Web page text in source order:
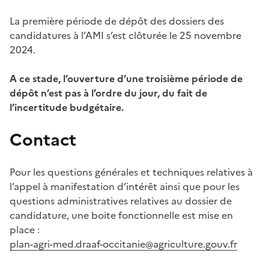
La première période de dépôt des dossiers des
candidatures à l’AMI s’est clôturée le 25 novembre
2024.
A ce stade, l’ouverture d’une troisième période de
dépôt n’est pas à l’ordre du jour, du fait de
l’incertitude budgétaire.
Contact
Pour les questions générales et techniques relatives à
l’appel à manifestation d’intérêt ainsi que pour les
questions administratives relatives au dossier de
candidature, une boite fonctionnelle est mise en
place :
plan-agri-med.draaf-occitanie@agriculture.gouv.fr